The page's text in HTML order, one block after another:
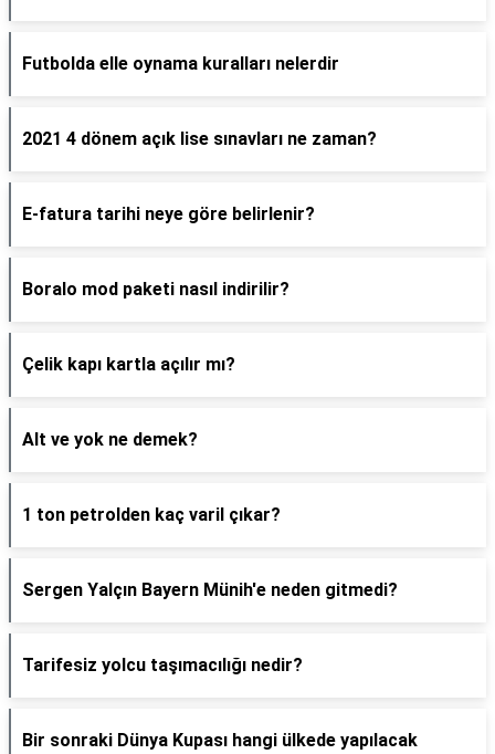
Futbolda elle oynama kuralları nelerdir
2021 4 dönem açık lise sınavları ne zaman?
E-fatura tarihi neye göre belirlenir?
Boralo mod paketi nasıl indirilir?
Çelik kapı kartla açılır mı?
Alt ve yok ne demek?
1 ton petrolden kaç varil çıkar?
Sergen Yalçın Bayern Münih'e neden gitmedi?
Tarifesiz yolcu taşımacılığı nedir?
Bir sonraki Dünya Kupası hangi ülkede yapılacak